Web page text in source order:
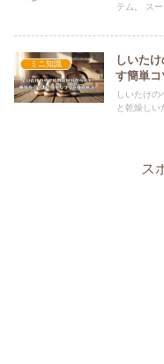
テム
ミニ知識
しいた
す簡単コ
しいたけの
と乾燥しい
ス